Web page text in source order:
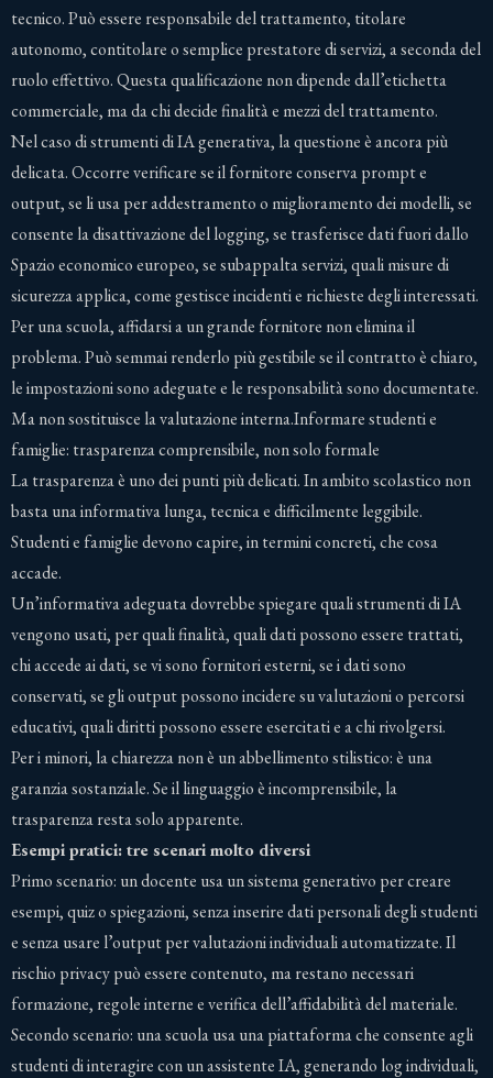
tecnico. Può essere responsabile del trattamento, titolare
autonomo, contitolare o semplice prestatore di servizi, a seconda del
ruolo effettivo. Questa qualificazione non dipende dall’etichetta
commerciale, ma da chi decide finalità e mezzi del trattamento.
Nel caso di strumenti di IA generativa, la questione è ancora più
delicata. Occorre verificare se il fornitore conserva prompt e
output, se li usa per addestramento o miglioramento dei modelli, se
consente la disattivazione del logging, se trasferisce dati fuori dallo
Spazio economico europeo, se subappalta servizi, quali misure di
sicurezza applica, come gestisce incidenti e richieste degli interessati.
Per una scuola, affidarsi a un grande fornitore non elimina il
problema. Può semmai renderlo più gestibile se il contratto è chiaro,
le impostazioni sono adeguate e le responsabilità sono documentate.
Ma non sostituisce la valutazione interna.Informare studenti e
famiglie: trasparenza comprensibile, non solo formale
La trasparenza è uno dei punti più delicati. In ambito scolastico non
basta una informativa lunga, tecnica e difficilmente leggibile.
Studenti e famiglie devono capire, in termini concreti, che cosa
accade.
Un’informativa adeguata dovrebbe spiegare quali strumenti di IA
vengono usati, per quali finalità, quali dati possono essere trattati,
chi accede ai dati, se vi sono fornitori esterni, se i dati sono
conservati, se gli output possono incidere su valutazioni o percorsi
educativi, quali diritti possono essere esercitati e a chi rivolgersi.
Per i minori, la chiarezza non è un abbellimento stilistico: è una
garanzia sostanziale. Se il linguaggio è incomprensibile, la
trasparenza resta solo apparente.
Esempi pratici: tre scenari molto diversi
Primo scenario: un docente usa un sistema generativo per creare
esempi, quiz o spiegazioni, senza inserire dati personali degli studenti
e senza usare l’output per valutazioni individuali automatizzate. Il
rischio privacy può essere contenuto, ma restano necessari
formazione, regole interne e verifica dell’affidabilità del materiale.
Secondo scenario: una scuola usa una piattaforma che consente agli
studenti di interagire con un assistente IA, generando log individuali,